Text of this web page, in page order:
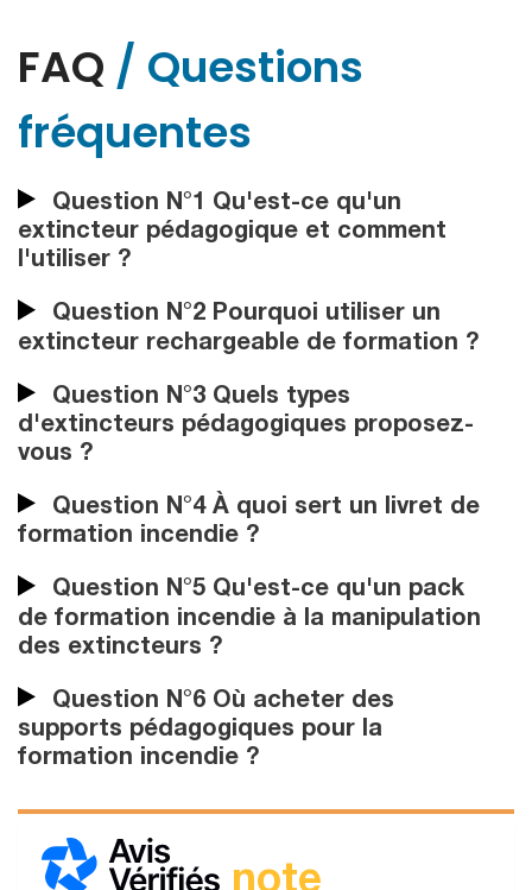
FAQ / Questions
fréquentes
Question N°1 Qu'est-ce qu'un
extincteur pédagogique et comment
l'utiliser ?
Question N°2 Pourquoi utiliser un
extincteur rechargeable de formation ?
Question N°3 Quels types
d'extincteurs pédagogiques proposez-
vous ?
Question N°4 À quoi sert un livret de
formation incendie ?
Question N°5 Qu'est-ce qu'un pack
de formation incendie à la manipulation
des extincteurs ?
Question N°6 Où acheter des
supports pédagogiques pour la
formation incendie ?